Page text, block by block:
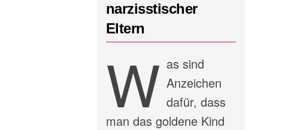
narzisstischer
Eltern
W as sind
Anzeichen
dafür, dass
man das goldene Kind